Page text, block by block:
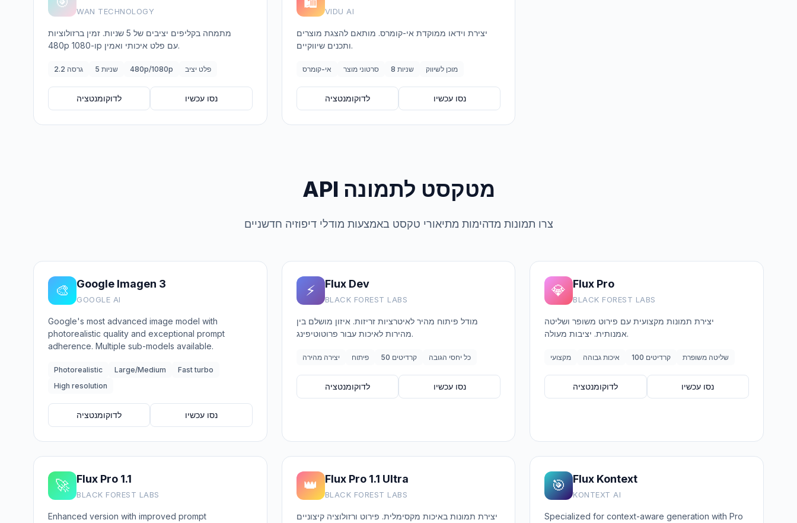
WAN TECHNOLOGY
מתמחה בקליפים יציבים של 5 שניות. זמין ברזולוציות
480p ו-1080p עם פלט איכותי ואמין.
גרסה 2.2 5 שניות 480p/1080p פלט יציב
לדוקומנטציה נסו עכשיו
VIDU AI
יצירת וידאו ממוקדת אי-קומרס. מותאם להצגת מוצרים
ותכנים שיווקיים.
אי-קומרס סרטוני מוצר 8 שניות מוכן לשיווק
לדוקומנטציה נסו עכשיו
API מטקסט לתמונה
צרו תמונות מדהימות מתיאורי טקסט באמצעות מודלי דיפוזיה חדשניים
🎨 Google Imagen 3
GOOGLE AI
Google's most advanced image model with
photorealistic quality and exceptional prompt
adherence. Multiple sub-models available.
Photorealistic Large/Medium
Fast turbo
High resolution
לדוקומנטציה נסו עכשיו
⚡ Flux Dev
BLACK FOREST LABS
מודל פיתוח מהיר לאיטרציות זריזות. איזון מושלם בין
מהירות לאיכות עבור פרוטוטיפינג.
יצירה מהירה פיתוח 50 קרדיטים כל יחסי הגובה
לדוקומנטציה נסו עכשיו
💎 Flux Pro
BLACK FOREST LABS
יצירת תמונות מקצועית עם פירוט משופר ושליטה
אמנותית. יציבות מעולה.
מקצועי איכות גבוהה 100 קרדיטים שליטה משופרת
לדוקומנטציה נסו עכשיו
🚀 Flux Pro 1.1
BLACK FOREST LABS
Enhanced version with improved prompt
👑 Flux Pro 1.1 Ultra
BLACK FOREST LABS
יצירת תמונות באיכות מקסימלית. פירוט ורזולוציה קיצוניים
🎯 Flux Kontext
KONTEXT AI
Specialized for context-aware generation with Pro